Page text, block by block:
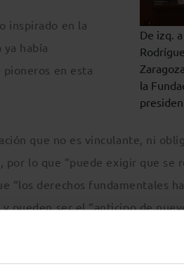
De izq.
la
inspirado en la
ya había
pioneros en esta
que no es vinculante, ni
lo que “puede exigir que se
“los derechos fundamentales
pueden ser el “anticipo de
y, por lo tanto, el cómo